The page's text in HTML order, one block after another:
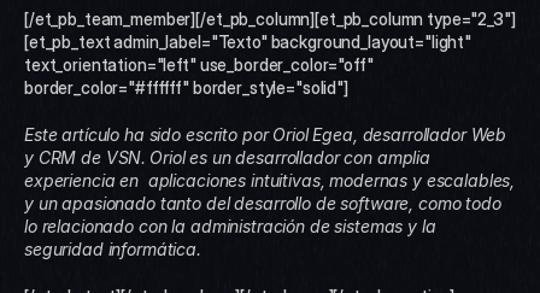
[/et_pb_team_member][/et_pb_column][et_pb_column type="2_3"]
[et_pb_text admin_label="Texto" background_layout="light"
text_orientation="left" use_border_color="off"
border_color="#ffffff" border_style="solid"]
Este artículo ha sido escrito por Oriol Egea, desarrollador Web
y CRM de VSN. Oriol es un desarrollador con amplia
experiencia en  aplicaciones intuitivas, modernas y escalables,
y un apasionado tanto del desarrollo de software, como todo
lo relacionado con la administración de sistemas y la
seguridad informática.